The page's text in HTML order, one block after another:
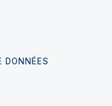
DONNÉES